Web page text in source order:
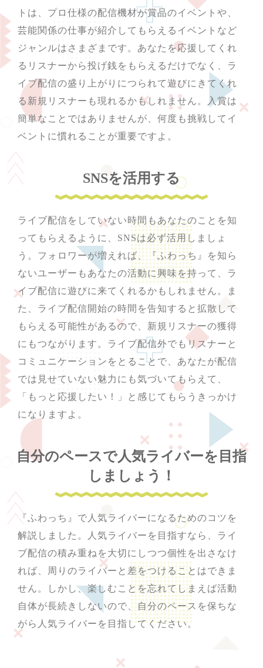
トは、プロ仕様の配信機材が賞品のイベントや、
芸能関係の仕事が紹介してもらえるイベントなど
ジャンルはさまざまです。あなたを応援してくれ
るリスナーから投げ銭をもらえるだけでなく、ラ
イブ配信の盛り上がりにつられて遊びにきてくれ
る新規リスナーも現れるかもしれません。入賞は
簡単なことではありませんが、何度も挑戦してイ
ベントに慣れることが重要ですよ。
SNSを活用する
ライブ配信をしていない時間もあなたのことを知
ってもらえるように、SNSは必ず活用しましょ
う。フォロワーが増えれば、『ふわっち』を知ら
ないユーザーもあなたの活動に興味を持って、ラ
イブ配信に遊びに来てくれるかもしれません。ま
た、ライブ配信開始の時間を告知すると拡散して
もらえる可能性があるので、新規リスナーの獲得
にもつながります。ライブ配信外でもリスナーと
コミュニケーションをとることで、あなたが配信
では見せていない魅力にも気づいてもらえて、
「もっと応援したい！」と感じてもらうきっかけ
になりますよ。
自分のペースで人気ライバーを目指
しましょう！
『ふわっち』で人気ライバーになるためのコツを
解説しました。人気ライバーを目指すなら、ライ
ブ配信の積み重ねを大切にしつつ個性を出さなけ
れば、周りのライバーと差をつけることはできま
せん。しかし、楽しむことを忘れてしまえば活動
自体が長続きしないので、自分のペースを保ちな
がら人気ライバーを目指してください。